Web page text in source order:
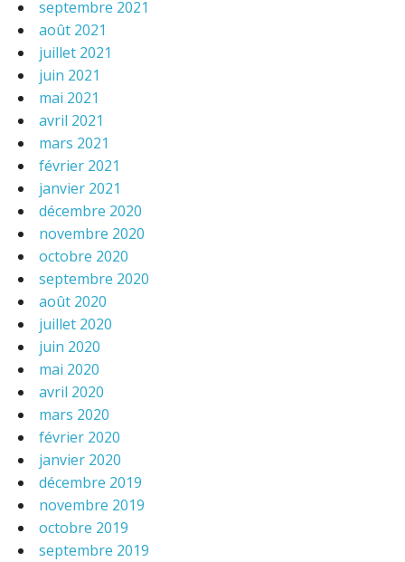
septembre 2021
août 2021
juillet 2021
juin 2021
mai 2021
avril 2021
mars 2021
février 2021
janvier 2021
décembre 2020
novembre 2020
octobre 2020
septembre 2020
août 2020
juillet 2020
juin 2020
mai 2020
avril 2020
mars 2020
février 2020
janvier 2020
décembre 2019
novembre 2019
octobre 2019
septembre 2019